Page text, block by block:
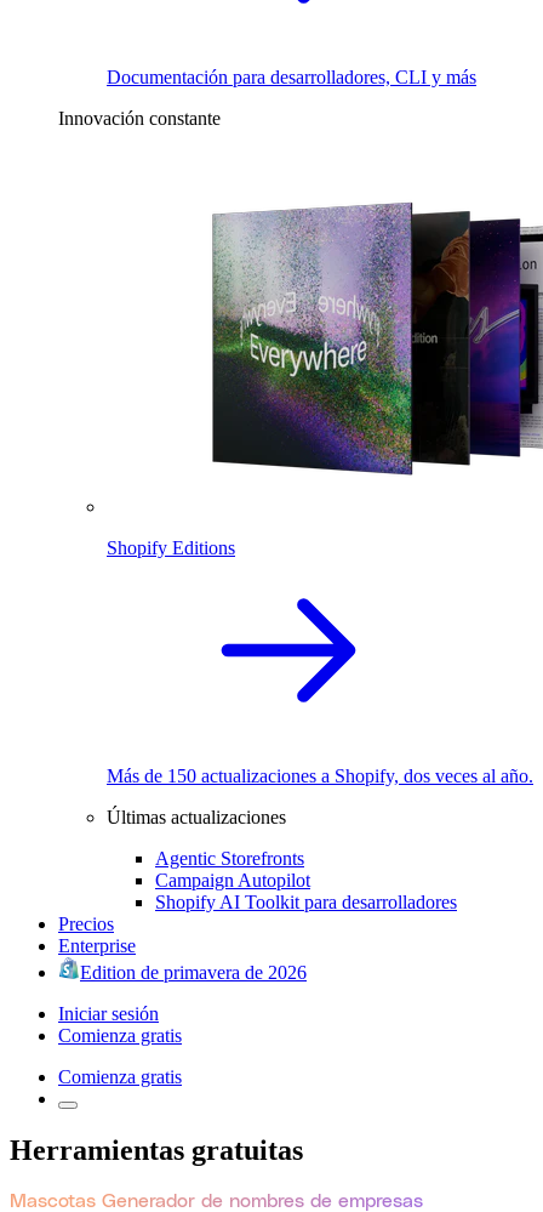
Documentación para desarrolladores, CLI y más
Innovación constante
Shopify Editions
Más de 150 actualizaciones a Shopify, dos veces al año.
Últimas actualizaciones
Agentic Storefronts
Campaign Autopilot
Shopify AI Toolkit para desarrolladores
Precios
Enterprise
Edition de primavera de 2026
Iniciar sesión
Comienza gratis
Comienza gratis
Herramientas gratuitas
Mascotas Generador de nombres de empresas